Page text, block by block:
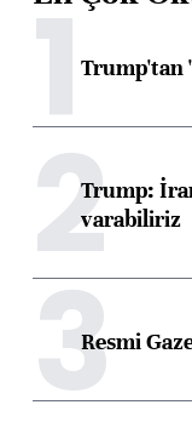
1Trump'tan
2Trump:
varabiliriz
3Resmi